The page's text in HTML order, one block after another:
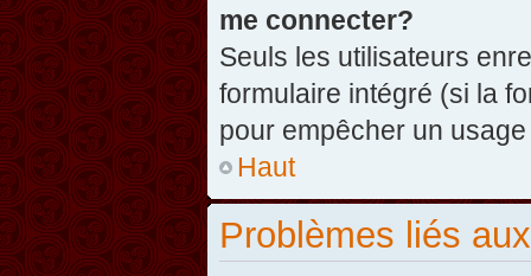
me connecter?
Seuls les utilisateurs
formulaire intégré (si la
pour empêcher un
Haut
Problèmes liés